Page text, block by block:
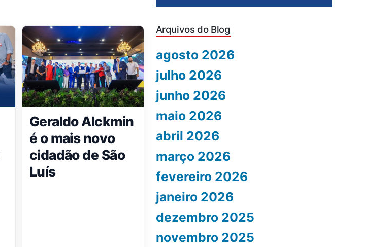
Geraldo Alckmin
é o mais novo
cidadão de São
Luís
Arquivos do Blog
agosto 2026
julho 2026
junho 2026
maio 2026
abril 2026
março 2026
fevereiro 2026
janeiro 2026
dezembro 2025
novembro 2025